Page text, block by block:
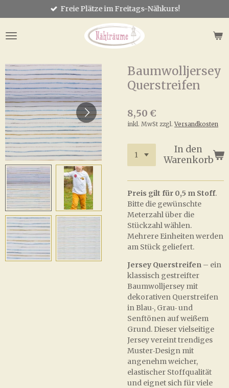
Hauptinhalt
springen
Freie Plätze im Freitags-Nähkurs!
Baumwolljersey
Querstreifen
8,50 €
inkl. MwSt zzgl.Versandkosten
In den
Warenkorb
Preis gilt für 0,5 m Stoff.
Bitte die gewünschte
Meterzahl über die
Stückzahl wählen.
Mehrere Einheiten werden
am Stück geliefert.
Jersey Querstreifen – ein
klassisch gestreifter
Baumwolljersey mit
dekorativen Querstreifen
in Blau‑, Grau‑ und
Senftönen auf weißem
Grund. Dieser vielseitige
Jersey vereint trendiges
Muster‑Design mit
angenehm weicher,
elastischer Stoffqualität
und eignet sich für viele